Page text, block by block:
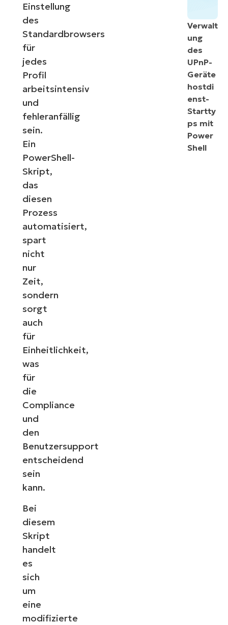
Einstellung
des
Standardbrowsers
für
jedes
Profil
arbeitsintensiv
und
fehleranfällig
sein.
Ein
PowerShell-
Skript,
das
diesen
Prozess
automatisiert,
spart
nicht
nur
Zeit,
sondern
sorgt
auch
für
Einheitlichkeit,
was
für
die
Compliance
und
den
Benutzersupport
entscheidend
sein
kann.
Bei
diesem
Skript
handelt
es
sich
um
eine
modifizierte
Verwalt
ung
des
UPnP-
Geräte
hostdi
enst-
Startty
ps mit
Power
Shell